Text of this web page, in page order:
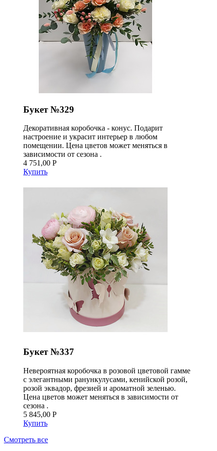
Букет №329
Декоративная коробочка - конус. Подарит
настроение и украсит интерьер в любом
помещении. Цена цветов может меняться в
зависимости от сезона .
4 751,00 Р
Купить
Букет №337
Невероятная коробочка в розовой цветовой гамме
с элегантными ранункулусами, кенийской розой,
розой эквадор, фрезией и ароматной зеленью.
Цена цветов может меняться в зависимости от
сезона .
5 845,00 Р
Купить
Смотреть все